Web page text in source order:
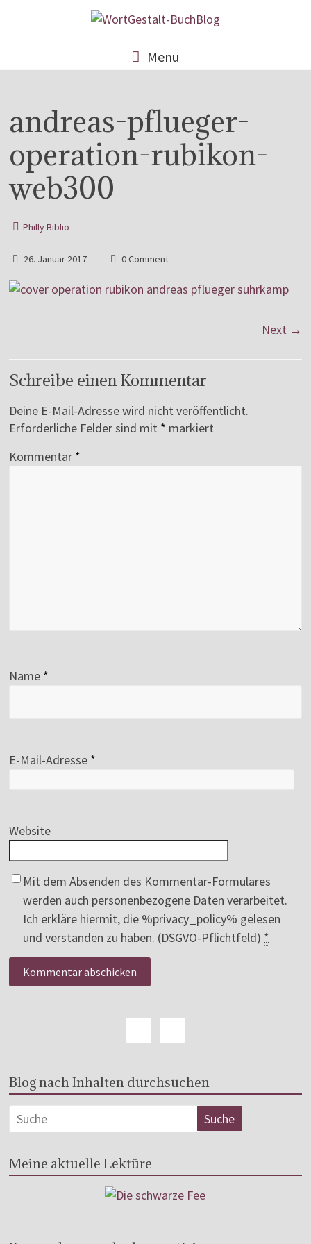
Menu
andreas-pflueger-
operation-rubikon-
web300
Philly Biblio
26. Januar 2017 0 Comment
Next →
Schreibe einen Kommentar
Deine E-Mail-Adresse wird nicht veröffentlicht.
Erforderliche Felder sind mit * markiert
Kommentar *
Name *
E-Mail-Adresse *
Website
Mit dem Absenden des Kommentar-Formulares
werden auch personenbezogene Daten verarbeitet.
Ich erkläre hiermit, die %privacy_policy% gelesen
und verstanden zu haben. (DSGVO-Pflichtfeld) *
Blog nach Inhalten durchsuchen
Meine aktuelle Lektüre